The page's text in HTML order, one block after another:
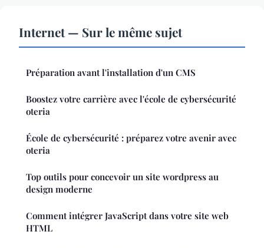
Internet — Sur le même sujet
Préparation avant l'installation d'un CMS
Boostez votre carrière avec l'école de cybersécurité
oteria
École de cybersécurité : préparez votre avenir avec
oteria
Top outils pour concevoir un site wordpress au
design moderne
Comment intégrer JavaScript dans votre site web
HTML